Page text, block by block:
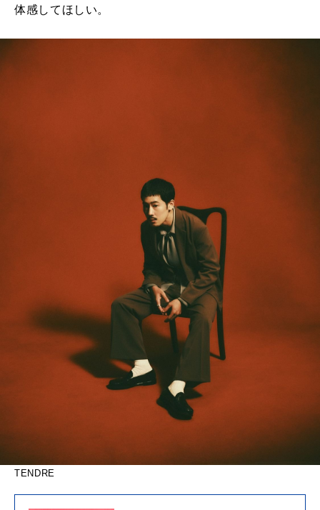
体感してほしい。
TENDRE